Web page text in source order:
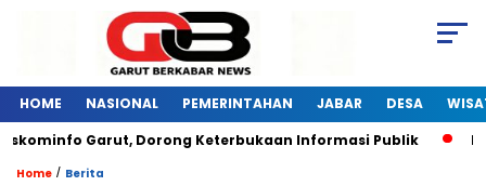
HOME NASIONAL PEMERINTAHAN JABAR DESA
Garut, Dorong Keterbukaan Informasi Publik
Home / Berita